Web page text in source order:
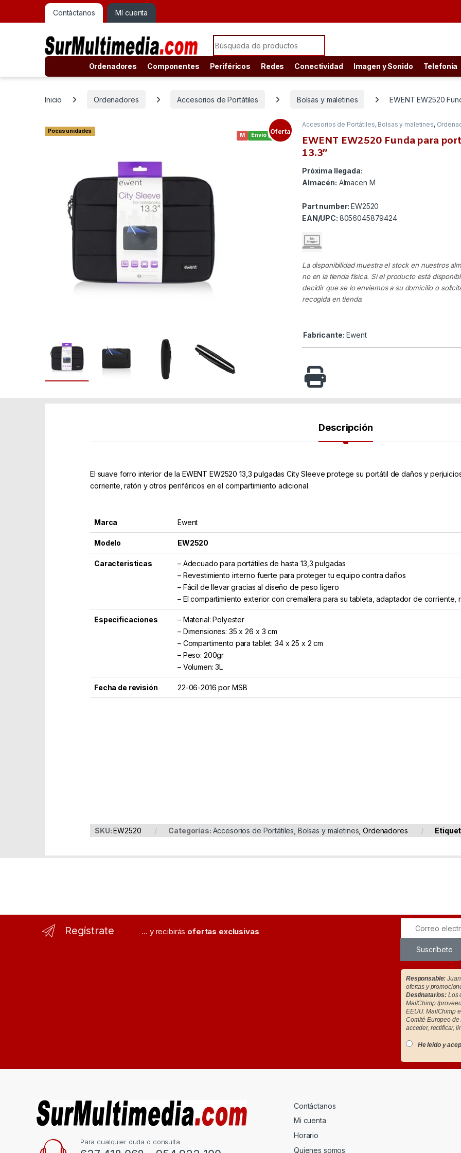
Contáctanos Mí cuenta
Search for:
Ordenadores Componentes Periféricos Redes Conectividad Imagen y Sonido Telefonía
Inicio Ordenadores Accesorios de Portátiles Bolsas y maletines EWENT EW2520
Envío gratis
M Oferta
Pocas unidades
Accesorios de Portátiles, Bolsas y maletines,
EWENT EW2520 Funda para
13.3″
Próxima llegada:
Almacén: Almacen M
Part number:EW2520
EAN/UPC: 8056045879424
La disponibilidad muestra el stock en nuestros
no en la tienda física. Si el producto está
decidir que se lo enviemos a su domicilio o
recogida en tienda.
Fabricante: Ewent
Descripción
El suave forro interior de la EWENT EW2520 13,3 pulgadas City Sleeve protege su portátil de daños y
corriente, ratón y otros periféricos en el compartimiento adicional.
Marca Ewent
Modelo EW2520
Caracteristicas
– Adecuado para portátiles de hasta 13,3 pulgadas
– Revestimiento interno fuerte para proteger tu equipo contra daños
– Fácil de llevar gracias al diseño de peso ligero
– El compartimiento exterior con cremallera para su tableta, adaptador de corriente,
Especificaciones
– Material: Polyester
– Dimensiones: 35 x 26 x 3 cm
– Compartimento para tablet: 34 x 25 x 2 cm
– Peso: 200gr
– Volumen: 3L
Fecha de revisión 22-06-2016 por MSB
SKU:EW2520 Categorías: Accesorios de Portátiles Bolsas y maletines ,Ordenadores
Regístrate ... y recibirás ofertas exclusivas
Suscríbete
Responsable:
ofertas y
Destinatarios: Los
MailChimp
EEUU. MailChimp
Comité Europeo
acceder, rectificar,
He leído y
Para cualquier duda o consulta...
Contáctanos
Mi cuenta
Horario
Quienes somos